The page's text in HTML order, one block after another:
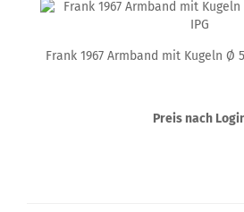
Frank 1967 Armband mit Kugeln Ø
Preis nach